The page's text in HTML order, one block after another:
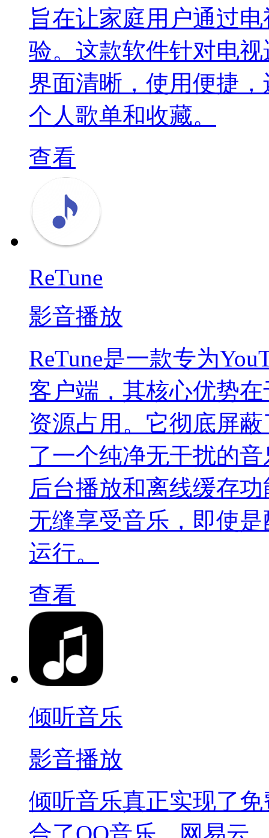
旨在让家庭用户通过
验。这款软件针对电
界面清晰，使用便捷
个人歌单和收藏。
查看
ReTune
影音播放
ReTune是一款专为
客户端，其核心优势
资源占用。它彻底屏
了一个纯净无干扰的
后台播放和离线缓存
无缝享受音乐，即使
运行。
查看
倾听音乐
影音播放
倾听音乐真正实现了